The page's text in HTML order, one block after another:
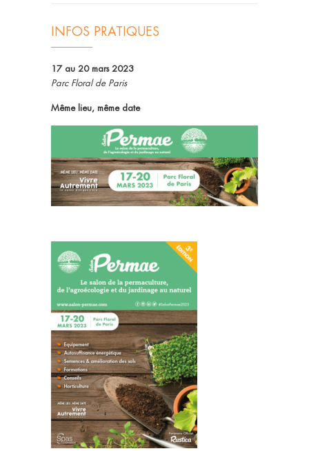
INFOS PRATIQUES
17 au 20 mars 2023
Parc Floral de Paris
Même lieu, même date